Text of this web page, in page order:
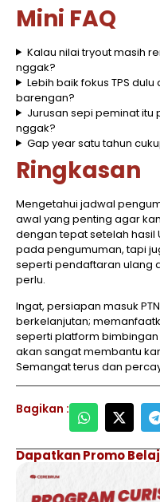
Mini FAQ
Kalau nilai tryout masih
nggak?
Lebih baik fokus TPS
barengan?
Jurusan sepi peminat
nggak?
Gap year satu tahun
Ringkasan
Mengetahui jadwal
awal yang penting agar
dengan tepat setelah hasil
pada pengumuman, tapi
seperti pendaftaran ulang
perlu.
Ingat, persiapan masuk
berkelanjutan;
seperti platform bimbingan
akan sangat membantu
Semangat terus dan
Bagikan :
Dapatkan Promo